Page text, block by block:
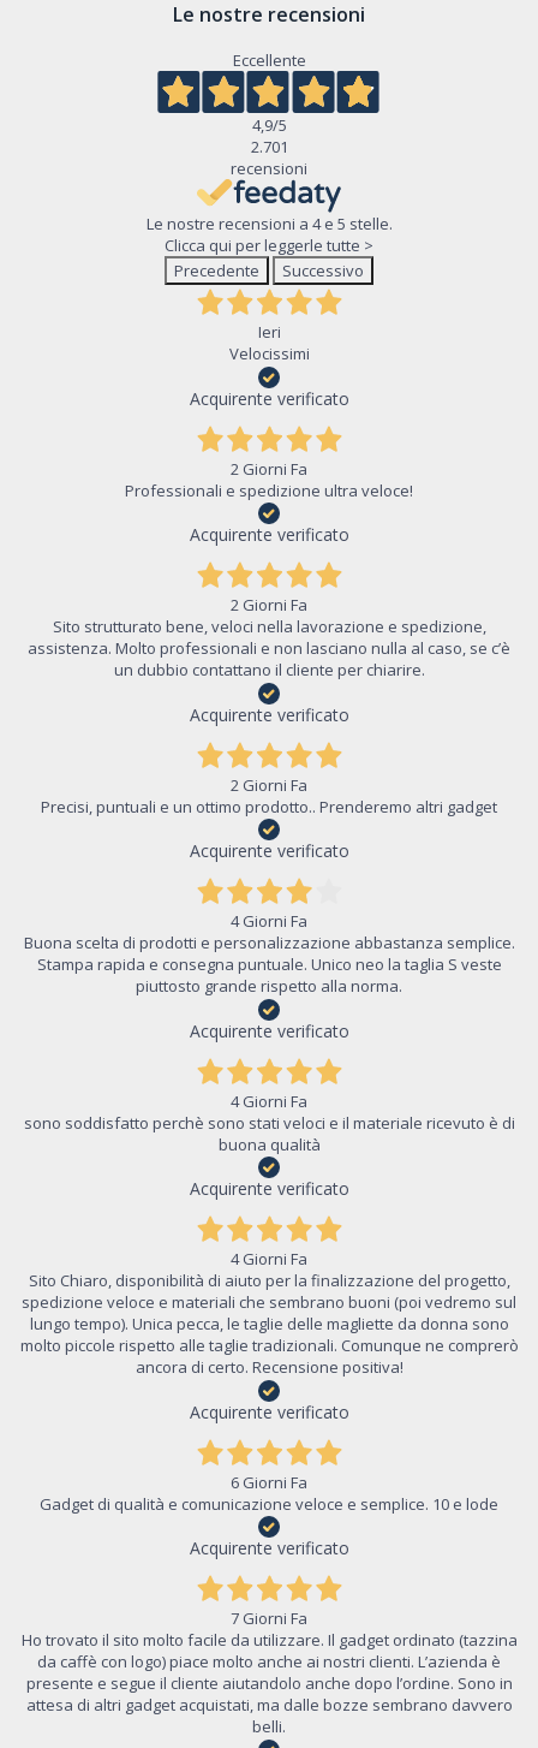
Le nostre recensioni
Eccellente
4,9/5
2.701
recensioni
Le nostre recensioni a 4 e 5 stelle.
Clicca qui per leggerle tutte >
Precedente
Successivo
Ieri
Velocissimi
Acquirente verificato
2 Giorni Fa
Professionali e spedizione ultra veloce!
Acquirente verificato
2 Giorni Fa
Sito strutturato bene, veloci nella lavorazione e spedizione,
assistenza. Molto professionali e non lasciano nulla al caso, se c’è
un dubbio contattano il cliente per chiarire.
Acquirente verificato
2 Giorni Fa
Precisi, puntuali e un ottimo prodotto.. Prenderemo altri gadget
Acquirente verificato
4 Giorni Fa
Buona scelta di prodotti e personalizzazione abbastanza semplice.
Stampa rapida e consegna puntuale. Unico neo la taglia S veste
piuttosto grande rispetto alla norma.
Acquirente verificato
4 Giorni Fa
sono soddisfatto perchè sono stati veloci e il materiale ricevuto è di
buona qualità
Acquirente verificato
4 Giorni Fa
Sito Chiaro, disponibilità di aiuto per la finalizzazione del progetto,
spedizione veloce e materiali che sembrano buoni (poi vedremo sul
lungo tempo). Unica pecca, le taglie delle magliette da donna sono
molto piccole rispetto alle taglie tradizionali. Comunque ne comprerò
ancora di certo. Recensione positiva!
Acquirente verificato
6 Giorni Fa
Gadget di qualità e comunicazione veloce e semplice. 10 e lode
Acquirente verificato
7 Giorni Fa
Ho trovato il sito molto facile da utilizzare. Il gadget ordinato (tazzina
da caffè con logo) piace molto anche ai nostri clienti. L’azienda è
presente e segue il cliente aiutandolo anche dopo l’ordine. Sono in
attesa di altri gadget acquistati, ma dalle bozze sembrano davvero
belli.